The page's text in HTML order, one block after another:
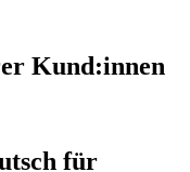
Kund:innen
für